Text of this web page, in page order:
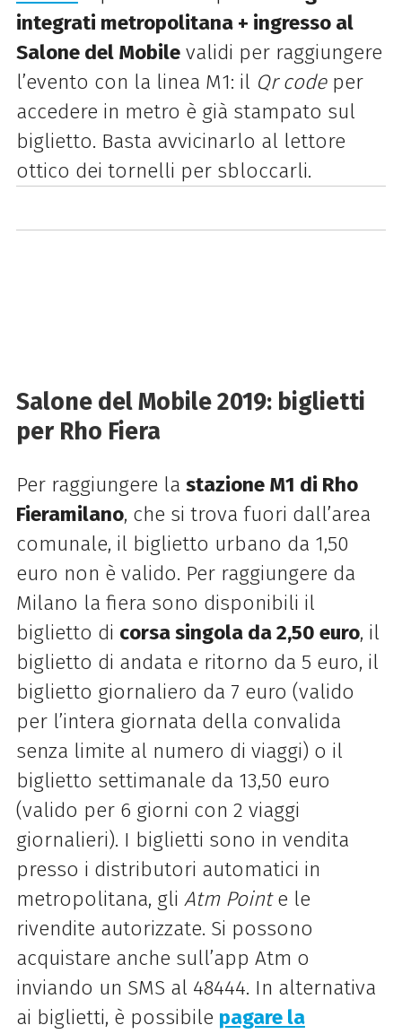
integrati metropolitana + ingresso al
Salone del Mobilevalidi per raggiungere
l’evento con la linea M1: il Qr codeper
accedere in metro è già stampato sul
biglietto. Basta avvicinarlo al lettore
ottico dei tornelli per sbloccarli.
Salone del Mobile 2019: biglietti
per Rho Fiera
Per raggiungere la stazione M1 di Rho
Fieramilano, che si trova fuori dall’area
comunale, il biglietto urbano da 1,50
euro non è valido. Per raggiungere da
Milano la fiera sono disponibili il
biglietto di corsa singola da 2,50 euro, il
biglietto di andata e ritorno da 5 euro, il
biglietto giornaliero da 7 euro (valido
per l’intera giornata della convalida
senza limite al numero di viaggi) o il
biglietto settimanale da 13,50 euro
(valido per 6 giorni con 2 viaggi
giornalieri). I biglietti sono in vendita
presso i distributori automatici in
metropolitana, gli Atm Pointe le
rivendite autorizzate. Si possono
acquistare anche sull’app Atm o
inviando un SMS al 48444. In alternativa
ai biglietti, è possibile pagare la